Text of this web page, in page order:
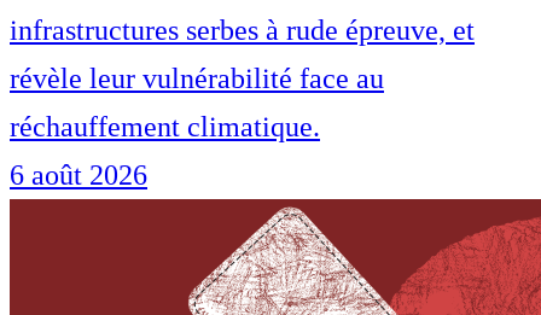
infrastructures serbes à rude épreuve, et
révèle leur vulnérabilité face au
réchauffement climatique.
6 août 2026